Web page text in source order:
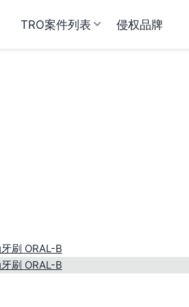
TRO案件列表 侵权品牌
刷 ORAL-B
刷 ORAL-B